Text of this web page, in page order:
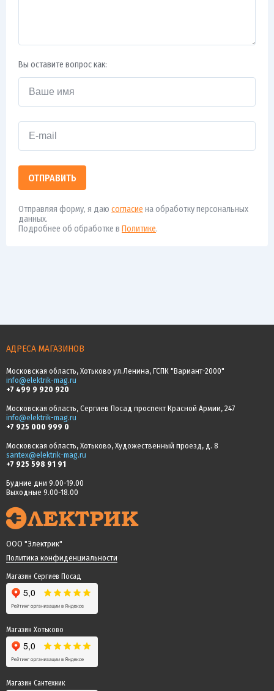
Вы оставите вопрос как:
ОТПРАВИТЬ
Отправляя форму, я даю согласие на обработку персональных
данных.
Подробнее об обработке в Политике.
АДРЕСА МАГАЗИНОВ
Московская область, Хотьково ул.Ленина, ГСПК "Вариант-2000"
info@elektrik-mag.ru
+7 499 9 920 920
Московская область, Сергиев Посад проспект Красной Армии, 247
info@elektrik-mag.ru
+7 925 000 999 0
Московская область, Хотьково, Художественный проезд, д. 8
santex@elektrik-mag.ru
+7 925 598 91 91
Будние дни 9.00-19.00
Выходные 9.00-18.00
ООО "Электрик"
Политика конфиденциальности
Магазин Сергиев Посад
Магазин Хотьково
Магазин Сантехник